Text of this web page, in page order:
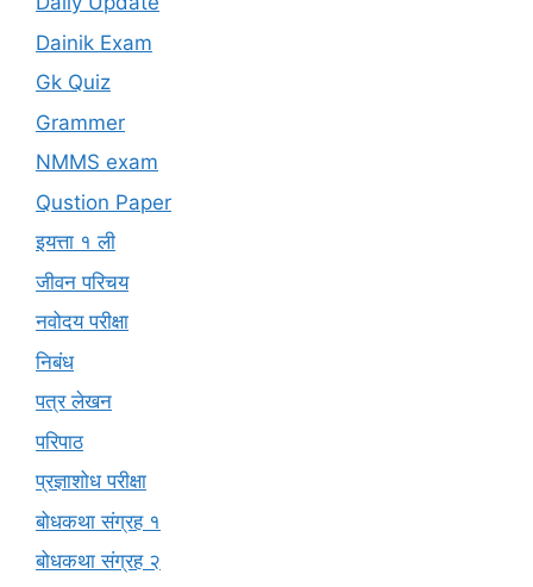
Dainik Exam
Gk Quiz
Grammer
NMMS exam
Qustion Paper
इयत्ता १ ली
जीवन परिचय
नवोदय परीक्षा
निबंध
पत्र लेखन
परिपाठ
प्रज्ञाशोध परीक्षा
बोधकथा संग्रह १
बोधकथा संग्रह २